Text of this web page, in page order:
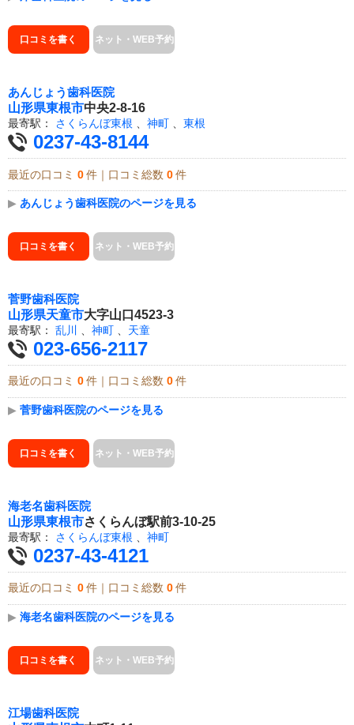
口コミを書く ネット・WEB予約
あんじょう歯科医院
山形県東根市中央2-8-16
最寄駅： さくらんぼ東根 神町 東根
0237-43-8144
最近の口コミ 0 件｜口コミ総数 0 件
▶ あんじょう歯科医院のページを見る
口コミを書く ネット・WEB予約
菅野歯科医院
山形県天童市大字山口4523-3
最寄駅： 乱川 神町 天童
023-656-2117
最近の口コミ 0 件｜口コミ総数 0 件
▶ 菅野歯科医院のページを見る
口コミを書く ネット・WEB予約
海老名歯科医院
山形県東根市さくらんぼ駅前3-10-25
最寄駅： さくらんぼ東根 神町
0237-43-4121
最近の口コミ 0 件｜口コミ総数 0 件
▶ 海老名歯科医院のページを見る
口コミを書く ネット・WEB予約
江場歯科医院